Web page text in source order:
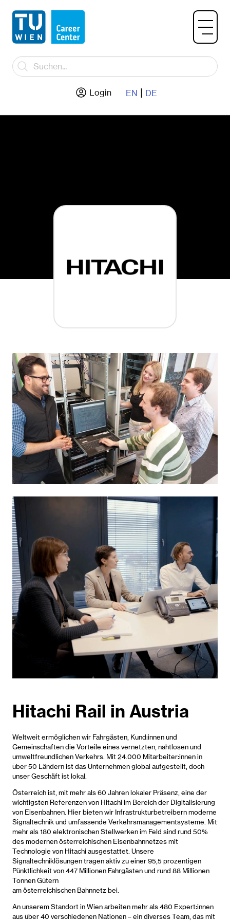
Login EN | DE
Hitachi Rail in Austria
Weltweit ermöglichen wir Fahrgästen, Kund:innen und
Gemeinschaften die Vorteile eines vernetzten, nahtlosen und
umweltfreundlichen Verkehrs. Mit 24.000 Mitarbeiter:innen in
über 50 Ländern ist das Unternehmen global aufgestellt, doch
unser Geschäft ist lokal.
Österreich ist, mit mehr als 60 Jahren lokaler Präsenz, eine der
wichtigsten Referenzen von Hitachi im Bereich der Digitalisierung
von Eisenbahnen. Hier bieten wir Infrastrukturbetreibern moderne
Signaltechnik und umfassende Verkehrsmanagementsysteme. Mit
mehr als 180 elektronischen Stellwerken im Feld sind rund 50%
des modernen österreichischen Eisenbahnnetzes mit
Technologie von Hitachi ausgestattet. Unsere
Signaltechniklösungen tragen aktiv zu einer 95,5 prozentigen
Pünktlichkeit von 447 Millionen Fahrgästen und rund 88 Millionen
Tonnen Gütern
am österreichischen Bahnnetz bei.
An unserem Standort in Wien arbeiten mehr als 480 Expert:innen
aus über 40 verschiedenen Nationen – ein diverses Team, das mit